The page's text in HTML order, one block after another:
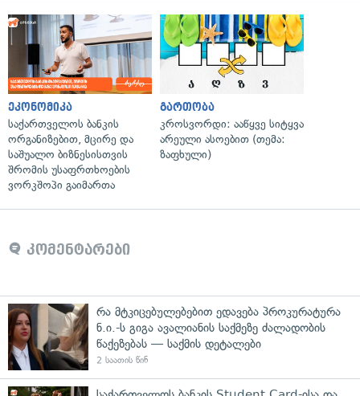
ეკონომიკა
საქართველოს ბანკის
ორგანიზებით, მცირე და
საშუალო ბიზნესისთვის
შრომის უსაფრთხოების
ვორკშოპი გაიმართა
გართობა
კროსვორდი: ააწყვე სიტყვა
არეული ასოებით (თემა:
ზაფხული)
კომენტარები
რა მტკიცებულებებით ედავება პროკურატურა
ნ.ი.-ს გიგა ავალიანის საქმეზე ძალადობის
წაქეზებას — საქმის დეტალები
2 საათის წინ